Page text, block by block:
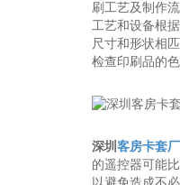
刷工艺及制作
工艺和设备根
尺寸和形状相
检查印刷品的
深圳 客房卡套
的遥控器可能